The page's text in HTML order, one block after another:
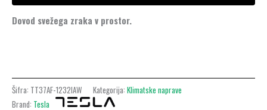
Dovod svežega zraka v prostor.
Šifra: TT37AF-1232IAW Kategorija: Klimatske naprave
Brand: Tesla